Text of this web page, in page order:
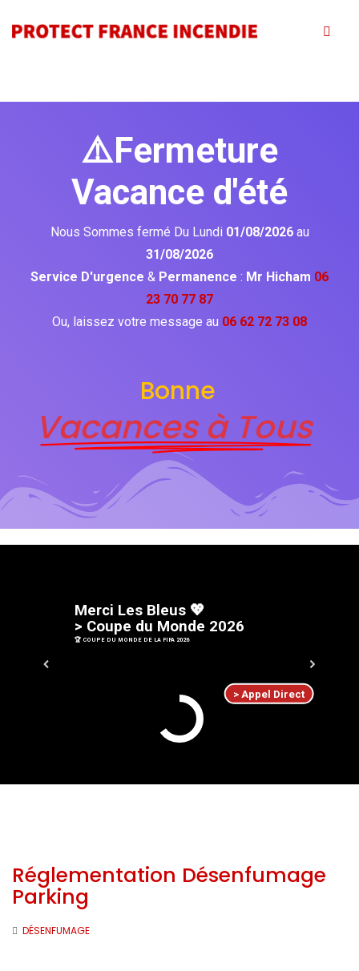
⚠️Fermeture
Vacance d'été
Nous Sommes fermé Du Lundi 01/08/2026 au
31/08/2026
Service D'urgence & Permanence : Mr Hicham 06
23 70 77 87
Ou, laissez votre message au 06 62 72 73 08
Bonne
Vacances à Tous
> Appel Direct
Merci Les B eus 💖
> Coupe du Monde 2026
🏆 COUPE DU MONDE DE LA FIFA 2026
Réglementation Désenfumage
Parking
DÉSENFUMAGE